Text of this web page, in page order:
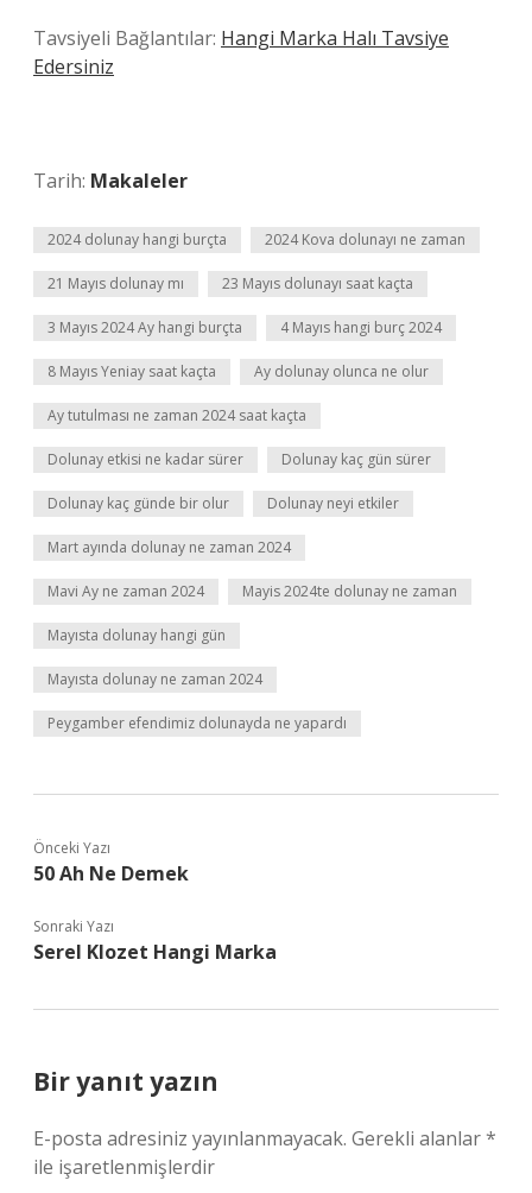
Tavsiyeli Bağlantılar: Hangi Marka Halı Tavsiye
Edersiniz
Tarih: Makaleler
2024 dolunay hangi burçta 2024 Kova dolunayı ne zaman
21 Mayıs dolunay mı 23 Mayıs dolunayı saat kaçta
3 Mayıs 2024 Ay hangi burçta 4 Mayıs hangi burç 2024
8 Mayıs Yeniay saat kaçta Ay dolunay olunca ne olur
Ay tutulması ne zaman 2024 saat kaçta
Dolunay etkisi ne kadar sürer Dolunay kaç gün sürer
Dolunay kaç günde bir olur Dolunay neyi etkiler
Mart ayında dolunay ne zaman 2024
Mavi Ay ne zaman 2024 Mayis 2024te dolunay ne zaman
Mayısta dolunay hangi gün
Mayısta dolunay ne zaman 2024
Peygamber efendimiz dolunayda ne yapardı
Önceki Yazı
50 Ah Ne Demek
Sonraki Yazı
Serel Klozet Hangi Marka
Bir yanıt yazın
E-posta adresiniz yayınlanmayacak. Gerekli alanlar*
ile işaretlenmişlerdir